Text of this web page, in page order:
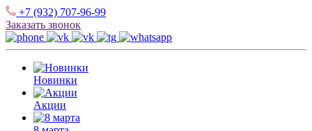
+7 (932) 707-96-99
Заказать звонок
Новинки
Акции